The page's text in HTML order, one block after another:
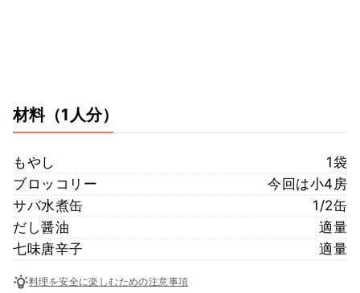
材料（1人分）
もやし
1袋
ブロッコリー
今回は小4房
サバ水煮缶
1/2缶
だし醤油
適量
七味唐辛子
適量
料理を安全に楽しむための注意事項